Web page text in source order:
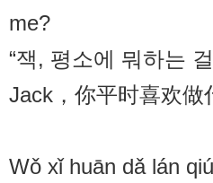
me?
“잭, 평소에 뭐하는
Jack，你平时喜欢做
Wǒ xǐ huān dǎ lán